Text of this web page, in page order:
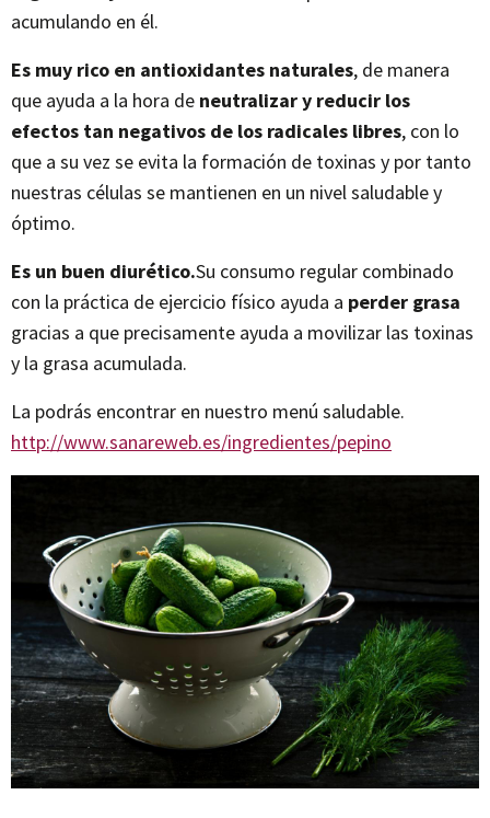
acumulando en él.
Es muy rico en antioxidantes naturales, de manera
que ayuda a la hora de neutralizar y reducir los
efectos tan negativos de los radicales libres, con lo
que a su vez se evita la formación de toxinas y por tanto
nuestras células se mantienen en un nivel saludable y
óptimo.
Es un buen diurético.Su consumo regular combinado
con la práctica de ejercicio físico ayuda a perder grasa
gracias a que precisamente ayuda a movilizar las toxinas
y la grasa acumulada.
La podrás encontrar en nuestro menú saludable.
http://www.sanareweb.es/ingredientes/pepino